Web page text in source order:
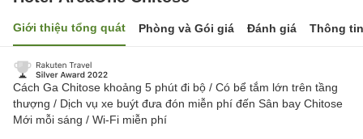
Giới thiệu tổng quát Phòng và Gói giá Đánh giá Thông
Cách Ga Chitose khoảng 5 phút đi bộ / Có bể tắm lớn trên tầng
thượng / Dịch vụ xe buýt đưa đón miễn phí đến Sân bay Chitose
Mới mỗi sáng / Wi-Fi miễn phí